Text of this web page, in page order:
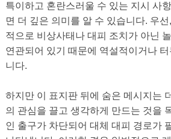
특이하고 혼란스러울 수 있는 지시 사
면 더 깊은 의미를 알 수 있습니다. 우
적으로 비상사태나 대피 조치가 아닌
연관되어 있기 때문에 역설적이거나
니다.
하지만 이 표지판 뒤에 숨은 메시지는
의 관심을 끌고 생각하게 만드는 것을
인 출구가 차단되어 대체 대피 경로가